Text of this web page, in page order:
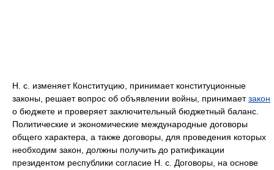
Н. с. изменяет Конституцию, принимает конституционные
законы, решает вопрос об объявлении войны, принимаетзакон
о бюджете и проверяет заключительный бюджетный баланс.
Политические и экономические международные договоры
общего характера, а также договоры, для проведения которых
необходим закон, должны получить до ратификации
президентом республики согласие Н. с. Договоры, на основе